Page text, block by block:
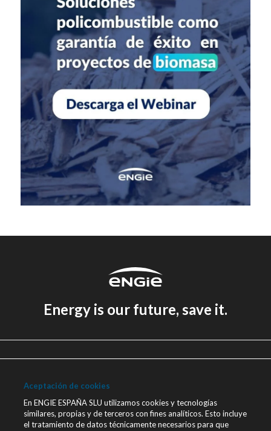
Energy is our future, save it.
Aviso legal
Política de Privacidad
Política de cookies
Canal Ético
Aceptación de cookies
En ENGIE ESPAÑA SLU utilizamos cookies y tecnologías
similares, propias y de terceros con fines analíticos. Esto incluye
el tratamiento de datos técnicamente necesarios para que